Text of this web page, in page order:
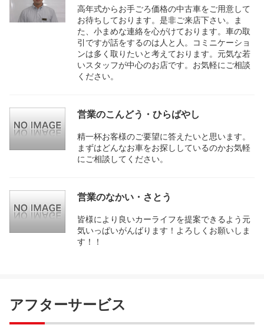
高年式からお手ごろ価格の中古車をご用意して
お待ちしております。是非ご来店下さい。ま
た、小まめな連絡を心がけております。車の取
引ですが話をするのは人と人。コミニケーショ
ンは多く取りたいと考えております。元気な若
いスタッフが中心のお店です。お気軽にご相談
ください。
営業のこんどう・ひらばやし
精一杯お客様のご要望に答えたいと思います。
まずはどんなお車をお探ししているのかお気軽
にご相談してください。
営業のなかい・さとう
皆様により良いカーライフを提案できるよう元
気いっぱいがんばります！よろしくお願いしま
す！！
アフターサービス